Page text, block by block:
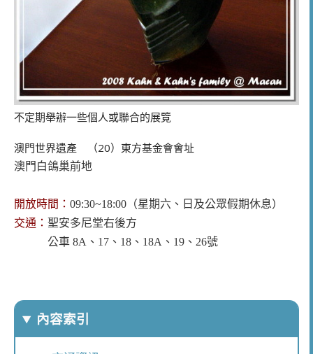
不定期舉辦一些個人或聯合的展覽
澳門世界遺產 （20）東方基金會會址
澳門白鴿巢前地
開放時間： 09:30~18:00（星期六 、 日及公眾假期休息）
交通： 聖安多尼堂右後方
公車 8A、17、18、18A、19、26號
內容索引